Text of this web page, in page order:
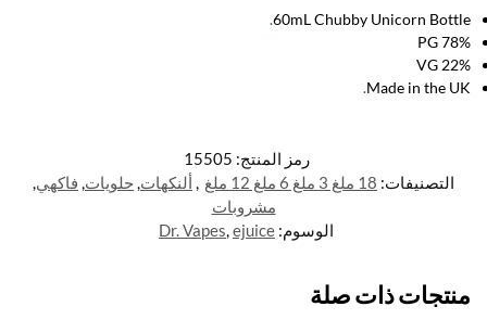
60mL Chubby Unicorn Bottle
.
78% PG
22% VG
Made in the UK
.
رمز المنتج: 15505
التصنيفات: 18 ملغ 3 ملغ 6 ملغ 12 ملغ ,ألنكهات, حلويات, فاكهي,
مشروبات
الوسوم:
Dr. Vapes,ejuice
منتجات ذات صلة